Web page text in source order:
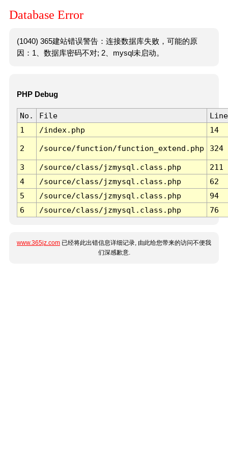
Database Error
(1040) 365建站错误警告：连接数据库失败，可能的原
因：1、数据库密码不对; 2、mysql未启动。
PHP Debug
No. File
Line
1
/index.php 14
2 /source/function/function_extend.php 324
3 /source/class/jzmysql.class.php
211
4
/source/class/jzmysql.class.php
62
5
/source/class/jzmysql.class.php
94
6
/source/class/jzmysql.class.php 76
www.365jz.com 已经将此出错信息详细记录, 由此给您带来的访问不便我
们深感歉意.